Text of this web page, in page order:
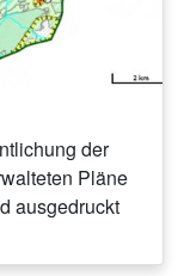
der
Pläne
ausgedruckt